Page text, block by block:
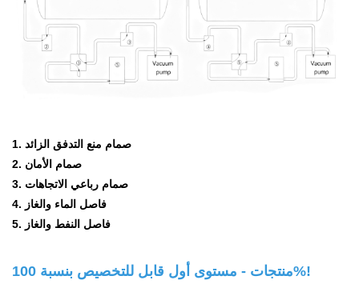
1. صمام منع التدفق الزائد
2. صمام الأمان
3. صمام رباعي الاتجاهات
4. فاصل الماء والغاز
5. فاصل النفط والغاز
منتجات - مستوى أول قابل للتخصيص بنسبة 100%!